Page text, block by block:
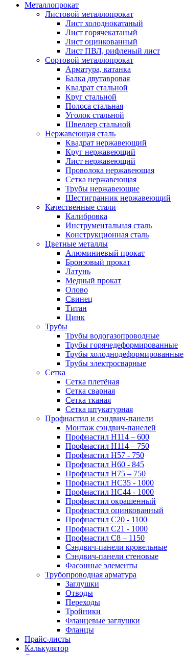
Металлопрокат
Листовой металлопрокат
Лист холоднокатаный
Лист горячекатаный
Лист оцинкованный
Лист ПВЛ, рифленый лист
Сортовой металлопрокат
Арматура, катанка
Балка двутавровая
Квадрат стальной
Круг стальной
Полоса стальная
Уголок стальной
Швеллер стальной
Нержавеющая сталь
Квадрат нержавеющий
Круг нержавеющий
Лист нержавеющий
Проволока нержавеющая
Сетка нержавеющая
Трубы нержавеющие
Шестигранник нержавеющий
Качественные стали
Калибровка
Инструментальная сталь
Конструкционная сталь
Цветные металлы
Алюминиевый прокат
Бронзовый прокат
Латунь
Медный прокат
Олово
Свинец
Титан
Цинк
Трубы
Трубы водогазопроводные
Трубы горячедеформированные
Трубы холоднодеформированные
Трубы электросварные
Сетка
Сетка плетёная
Сетка сварная
Сетка тканая
Сетка штукатурная
Профнастил и сэндвич-панели
Монтаж сэндвич-панелей
Профнастил Н114 – 600
Профнастил Н114 – 750
Профнастил Н57 - 750
Профнастил Н60 - 845
Профнастил Н75 – 750
Профнастил НС35 - 1000
Профнастил НС44 - 1000
Профнастил окрашенный
Профнастил оцинкованный
Профнастил С20 - 1100
Профнастил С21 - 1000
Профнастил С8 – 1150
Сэндвич-панели кровельные
Сэндвич-панели стеновые
Фасонные элементы
Трубопроводная арматура
Заглушки
Отводы
Переходы
Тройники
Фланцевые заглушки
Фланцы
Прайс-листы
Калькулятор